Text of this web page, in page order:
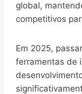
global,
competitivos
Em 2025,
ferramentas de